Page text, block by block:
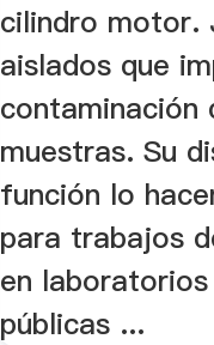
cilindro motor.
aislados que
contaminación
muestras. Su
función lo
para trabajos
en
públicas ...